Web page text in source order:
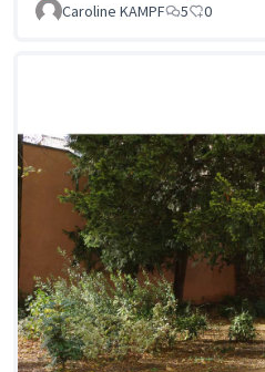
Caroline KAMPF 5 0